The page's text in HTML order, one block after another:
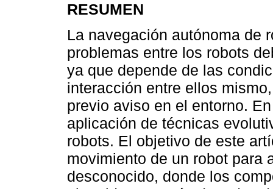
RESUMEN
La navegación autónoma de
problemas entre los robots
ya que depende de las
interacción entre ellos
previo aviso en el entorno.
aplicación de técnicas
robots. El objetivo de este
movimiento de un robot para
desconocido, donde los